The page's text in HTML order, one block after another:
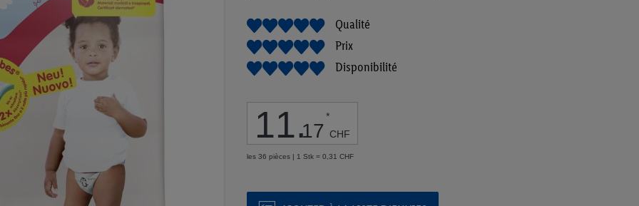
Qualité
Prix
Disponibilité
11.17
*
CHF
les 36 pièces | 1 Stk = 0,31 CHF